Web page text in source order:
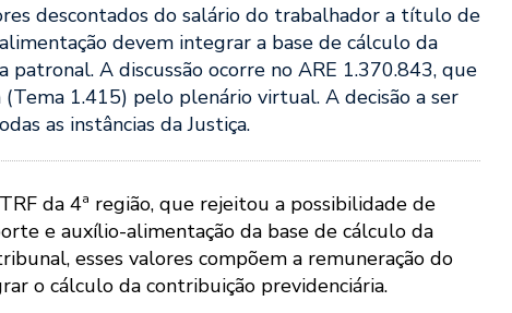
descontados do salário do trabalhador a título de
devem integrar a base de cálculo da
patronal. A discussão ocorre no ARE 1.370.843, que
1.415) pelo plenário virtual. A decisão a ser
as instâncias da Justiça.
da 4ª região, que rejeitou a possibilidade de
e auxílio-alimentação da base de cálculo da
esses valores compõem a remuneração do
o cálculo da contribuição previdenciária.